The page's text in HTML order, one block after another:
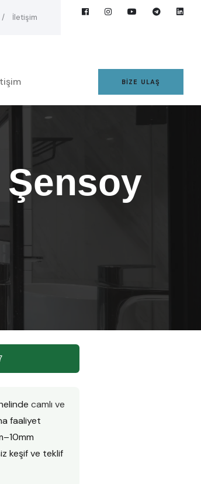
İletişim
BIZE ULAŞ
camlı ve
faaliyet
keşif ve teklif